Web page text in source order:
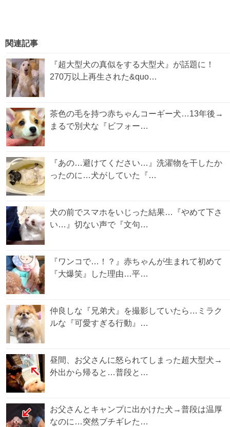
関連記事
『超大型犬の真似をする大型犬』が話題に！
270万以上再生された&quo…
茶色の毛を持つ赤ちゃんコーギー犬…13年後→
まるで別犬な『ビフォー…
『あの…避けてください…』洗濯物を干したか
ったのに…犬がしていた『…
犬の前でスマホをいじった結果…『やめて下さ
い…』切ない声で『文句…
『ワンコで…！？』赤ちゃんが生まれて初めて
『大爆笑』した理由…平…
仲良しな『兄弟犬』を撮影していたら…ミラク
ルな『可愛すぎる行動』…
昼間、お父さんに怒られてしまった超大型犬→
外出から帰ると…普段と…
お父さんとキャンプに出かけた犬→普段は温厚
なのに…突然ブチギレた…